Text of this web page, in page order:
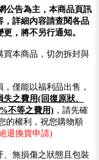
公告為主，本商品頁訊
，詳細內容請查閱各品
，將不另行通知。
本商品，切勿拆封與
僅能以福利品出售，
之費用(回復原狀、
不等之費用) ，請先確
的權利，祝您購物順
退換貨申請)
無損傷之狀態且包裝